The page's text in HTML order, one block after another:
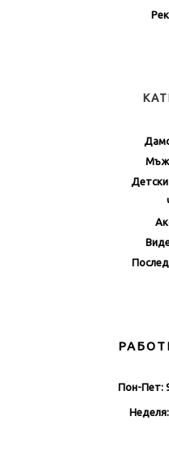
Пон-Пет: